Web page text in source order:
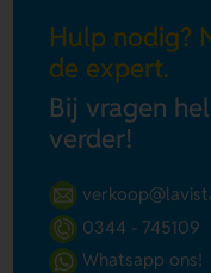
Hulp nodig?
de expert.
Bij vragen
verder!
0344 - 745109
Whatsapp ons!